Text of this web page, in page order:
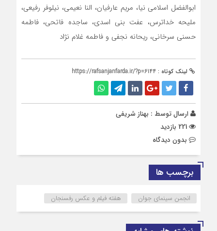
ابوالفضل اسلامی نیا، مریم عارفیان، النا نعیمی، نیلوفر رفیعی،
ملیحه خداترس، عفت بنی اسدی، ساجده فاتحی، فاطمه
حسنی سرخانی، ریحانه نجفی و فاطمه غلام نژاد
لینک کوتاه : https://rafsanjanfarda.ir/?p=6144
ارسال توسط : بهناز شریفی
بدون دیدگاه
برچسب ها
انجمن سینمای جوان هفته فیلم و عکس رفسنجان